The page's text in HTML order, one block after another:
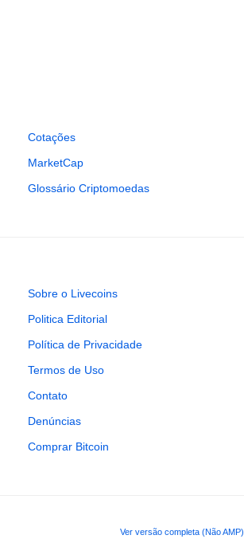
Cotações
MarketCap
Glossário Criptomoedas
Sobre o Livecoins
Politica Editorial
Política de Privacidade
Termos de Uso
Contato
Denúncias
Comprar Bitcoin
Ver versão completa (Não AMP)